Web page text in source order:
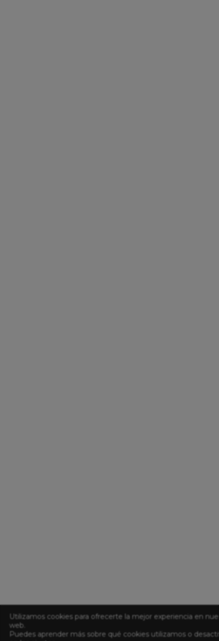
Utilizamos cookies para ofrecerte la mejor experiencia en
web.
Puedes aprender más sobre qué cookies utilizamos o